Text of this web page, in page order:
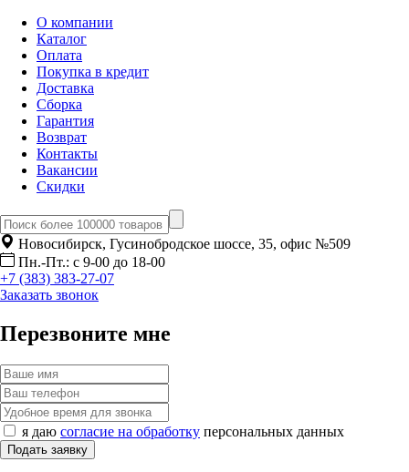
О компании
Каталог
Оплата
Покупка в кредит
Доставка
Сборка
Гарантия
Возврат
Контакты
Вакансии
Скидки
Новосибирск, Гусинобродское шоссе, 35, офис №509
Пн.-Пт.: с 9-00 до 18-00
+7 (383) 383-27-07
Заказать звонок
Перезвоните мне
я даю согласие на обработку персональных данных